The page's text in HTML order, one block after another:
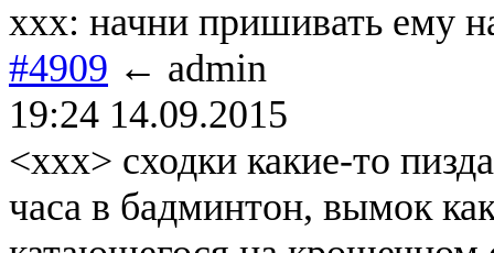
ххх: начни пришивать ему
#4909 ← admin
19:24 14.09.2015
<xxx> сходки какие-то
часа в бадминтон, вымок